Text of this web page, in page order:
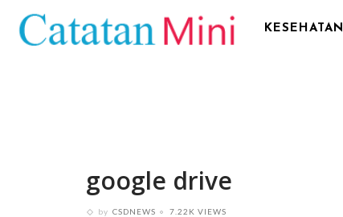
KESEHATAN
google drive
by CSDNEWS 7.22K VIEWS